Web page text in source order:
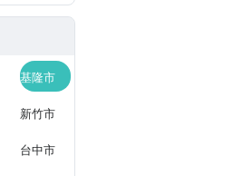
基隆市
新竹市
台中市